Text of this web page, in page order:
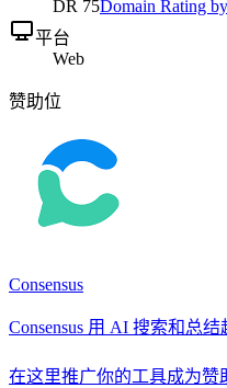
DR 75Domain Rating
平台
Web
赞助位
Consensus
Consensus 用 AI 搜索和总
在这里推广你的工具成为赞